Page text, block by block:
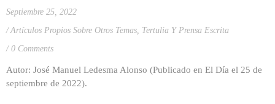
Septiembre 25, 2022
Artículos Propios Sobre Otros Temas, Tertulia Y Prensa Escrita
0 Comments
Autor: José Manuel Ledesma Alonso (Publicado en El Día el 25 de
septiembre de 2022).